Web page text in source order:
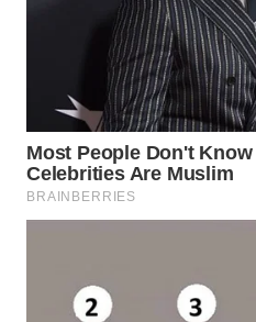
MAWAKA
ID
MARTABAT
NET
WATCH